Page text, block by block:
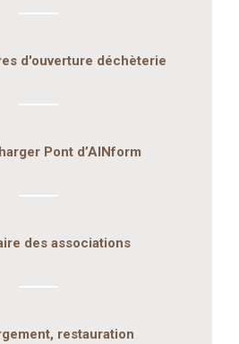
d'ouverture déchèterie
Pont d’AINform
des associations
restauration